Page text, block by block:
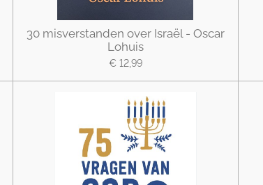
30 misverstanden over Israël - Oscar
Lohuis
€ 12,99